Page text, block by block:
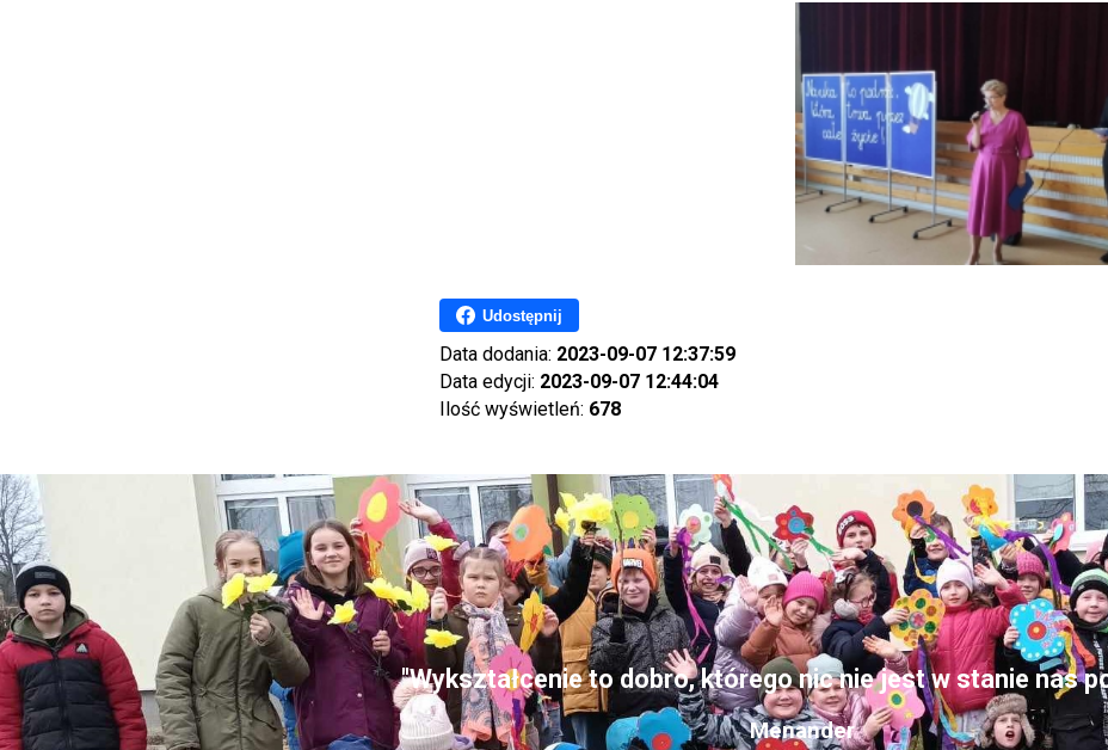
Udostępnij
Data dodania: 2023-09-07 12:37:59
Data edycji: 2023-09-07 12:44:04
Ilość wyświetleń: 678
"Wykształcenie to dobro, którego nic nie jest w stanie nas
Menander